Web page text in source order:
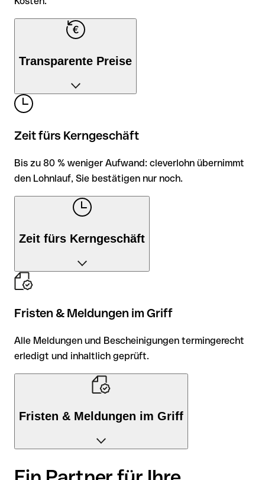
Transparente Preise
Fester Preis pro Abrechnung über cleverlohn statt
Kosten.
Zeit fürs Kerngeschäft
Bis zu 80 % weniger Aufwand: cleverlohn übernimmt
den Lohnlauf, Sie bestätigen nur noch.
Zeit fürs Kerngeschäft
Bis zu 80 % weniger Aufwand: cleverlohn übernimmt
Fristen & Meldungen im Griff
Alle Meldungen und Bescheinigungen termingerecht
erledigt und inhaltlich geprüft.
Fristen & Meldungen im Griff